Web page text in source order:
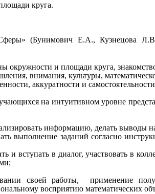
круга.
(Бунимович Е.А., Кузнецова
окружности и площади круга,
внимания, культуры,
аккуратности и самостоятельности
на интуитивном уровне
информацию, делать выводы
выполнение заданий согласно
вступать в диалог, участвовать в
своей работы, применение
восприятию математических